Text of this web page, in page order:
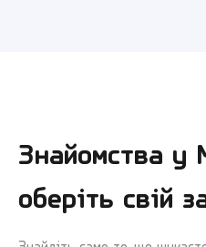
Знайомства у
оберіть свій